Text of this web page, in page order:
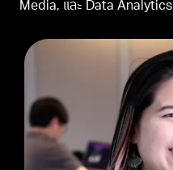
Media, และ Data Analytics